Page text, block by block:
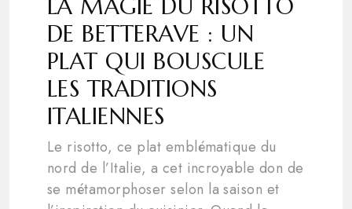
LA MAGIE DU RISOTTO
DE BETTERAVE : UN
PLAT QUI BOUSCULE
LES TRADITIONS
ITALIENNES
Le risotto, ce plat emblématique du
nord de l’Italie, a cet incroyable don de
se métamorphoser selon la saison et